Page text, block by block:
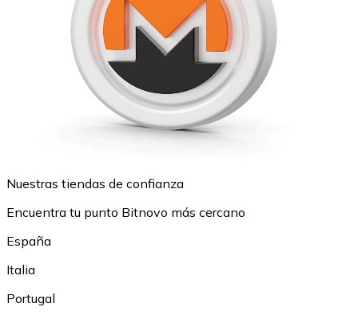
Nuestras tiendas de confianza
Encuentra tu punto Bitnovo más cercano
España
Italia
Portugal